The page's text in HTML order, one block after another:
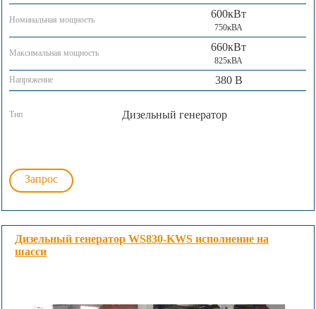
Номинальная мощность 600кВт
750кВА
Максимальная мощность 660кВт
825кВА
Напряжение
380 В
Тип Дизельный генератор
Запрос
Дизельный генератор WS830-KWS исполнение на
шасси